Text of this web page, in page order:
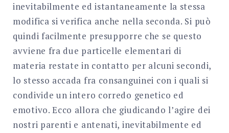
inevitabilmente ed istantaneamente la stessa
modifica si verifica anche nella seconda. Si può
quindi facilmente presupporre che se questo
avviene fra due particelle elementari di
materia restate in contatto per alcuni secondi,
lo stesso accada fra consanguinei con i quali si
condivide un intero corredo genetico ed
emotivo. Ecco allora che giudicando l’agire dei
nostri parenti e antenati, inevitabilmente ed